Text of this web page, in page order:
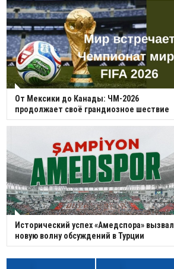
От Мексики до Канады: ЧМ-2026
продолжает своё грандиозное шествие
Исторический успех «Амедспора» вызвал
новую волну обсуждений в Турции